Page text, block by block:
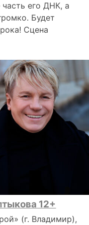
его ДНК, а
Будет
Сцена
12+
(г. Владимир),